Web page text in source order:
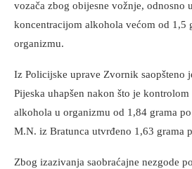
vozača zbog obijesne vožnje, odnosno
koncentracijom alkohola većom od 1,5
organizmu.
Iz Policijske uprave Zvornik saopšteno
Pijeska uhapšen nakon što je
alkohola u organizmu od 1,84 grama
M.N. iz Bratunca utvrđeno 1,63 grama
Zbog izazivanja saobraćajne nezgode